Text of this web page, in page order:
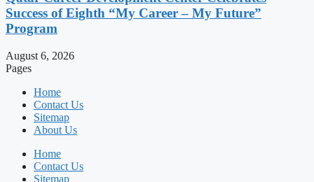
Success of Eighth “My Career – My Future”
Program
August 6, 2026
Pages
Home
Contact Us
Sitemap
About Us
Home
Contact Us
Sitemap